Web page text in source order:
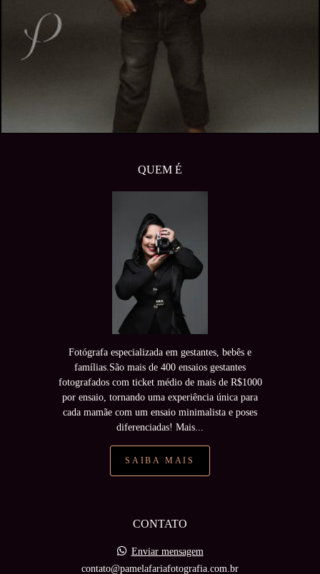
QUEM É
Fotógrafa especializada em gestantes, bebês e
famílias.São mais de 400 ensaios gestantes
fotografados com ticket médio de mais de R$1000
por ensaio, tornando uma experiência única para
cada mamãe com um ensaio minimalista e poses
diferenciadas! Mais...
SAIBA MAIS
CONTATO
Enviar mensagem
contato@pamelafariafotografia.com.br